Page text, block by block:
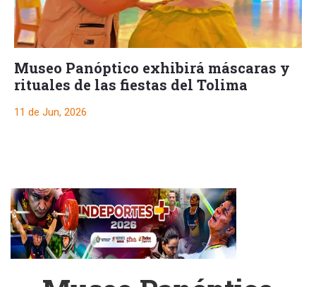
Museo Panóptico exhibirá máscaras y
rituales de las fiestas del Tolima
11 de Jun, 2026